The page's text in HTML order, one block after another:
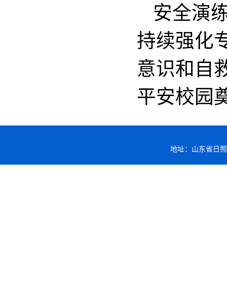
安全演
持续强化
意识和自
平安校园
地址：山东省日